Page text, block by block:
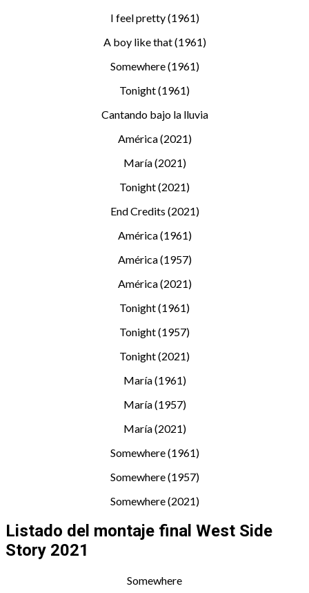
I feel pretty (1961)
A boy like that (1961)
Somewhere (1961)
Tonight (1961)
Cantando bajo la lluvia
América (2021)
María (2021)
Tonight (2021)
End Credits (2021)
América (1961)
América (1957)
América (2021)
Tonight (1961)
Tonight (1957)
Tonight (2021)
María (1961)
María (1957)
María (2021)
Somewhere (1961)
Somewhere (1957)
Somewhere (2021)
Listado del montaje final West Side
Story 2021
Somewhere